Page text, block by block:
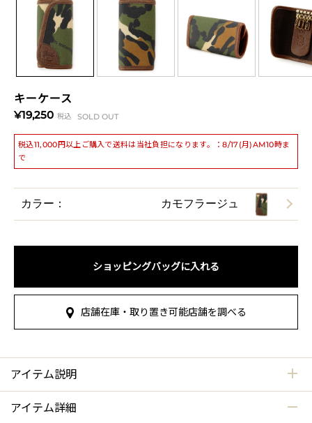
キーケース
¥19,250 税込 SOLD OUT
税込11,000円以上ご購入で送料は当社負担になります。：8/17(月)AM10時ま
で
カラー： カモフラージュ
ショッピングバッグに入れる
店舗在庫・取り置き可能店舗を調べる
アイテム説明
アイテム詳細